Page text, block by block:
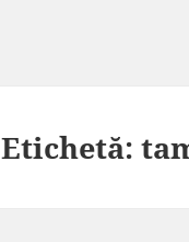
Etichetă: